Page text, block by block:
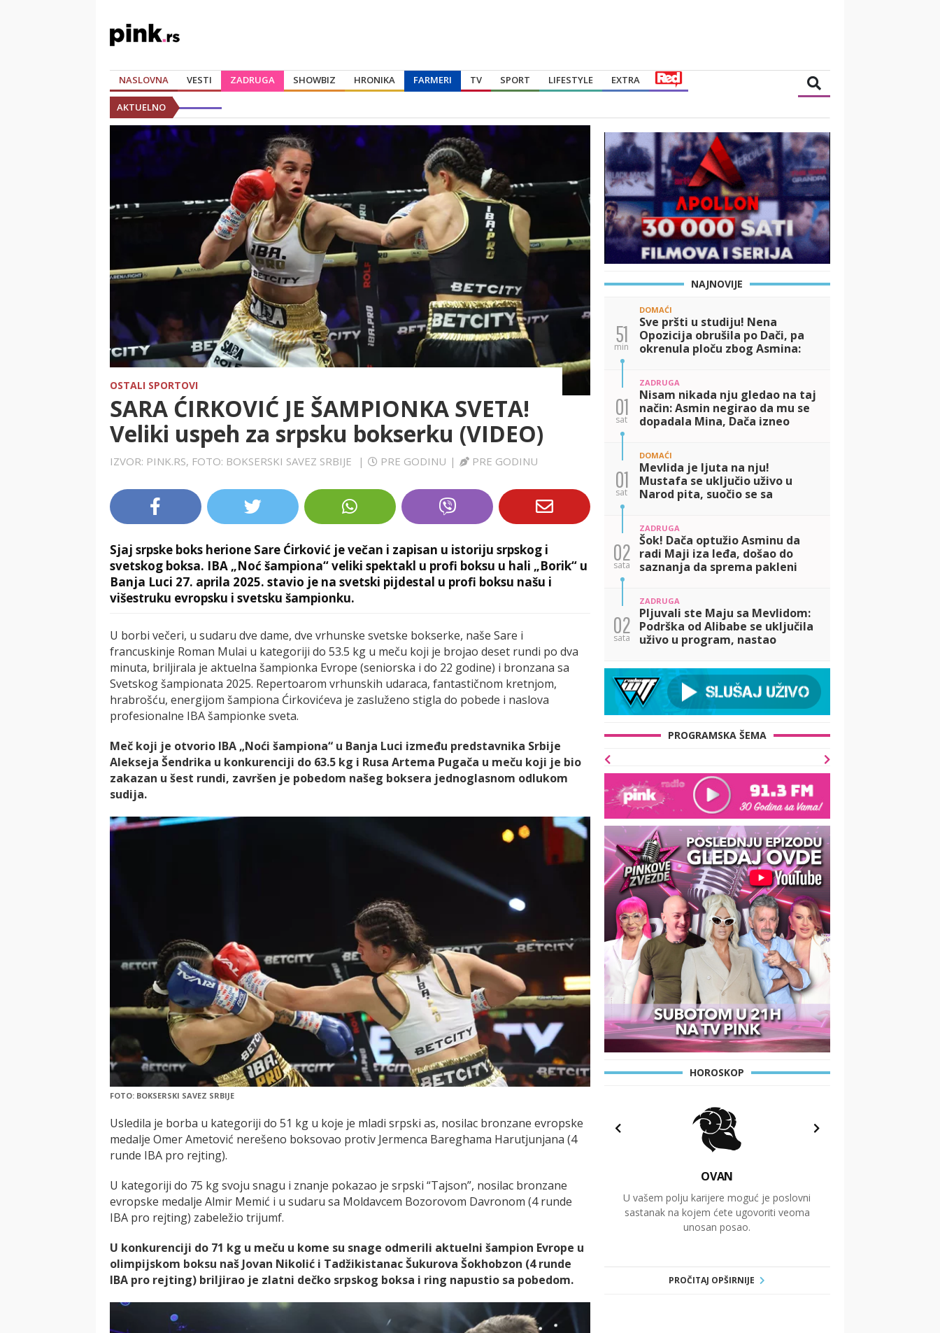
NASLOVNA VESTI ZADRUGA SHOWBIZ HRONIKA FARMERI TV SPORT LIFESTYLE EXTRA
AKTUELNO
OSTALI SPORTOVI
SARA ĆIRKOVIĆ JE ŠAMPIONKA SVETA!
Veliki uspeh za srpsku bokserku (VIDEO)
IZVOR: PINK.RS, FOTO: BOKSERSKI SAVEZ SRBIJE | PRE GODINU | PRE GODINU
Sjaj srpske boks herione Sare Ćirković je večan i zapisan u istoriju srpskog i
svetskog boksa. IBA „Noć šampiona“ veliki spektakl u profi boksu u hali „Borik“ u
Banja Luci 27. aprila 2025. stavio je na svetski pijdestal u profi boksu našu i
višestruku evropsku i svetsku šampionku.
U borbi večeri, u sudaru dve dame, dve vrhunske svetske bokserke, naše Sare i
francuskinje Roman Mulai u kategoriji do 53.5 kg u meču koji je brojao deset rundi po dva
minuta, briljirala je aktuelna šampionka Evrope (seniorska i do 22 godine) i bronzana sa
Svetskog šampionata 2025. Repertoarom vrhunskih udaraca, fantastičnom kretnjom,
hrabrošću, energijom šampiona Ćirkovićeva je zasluženo stigla do pobede i naslova
profesionalne IBA šampionke sveta.
Meč koji je otvorio IBA „Noći šampiona“ u Banja Luci između predstavnika Srbije
Alekseja Šendrika u konkurenciji do 63.5 kg i Rusa Artema Pugača u meču koji je bio
zakazan u šest rundi, završen je pobedom našeg boksera jednoglasnom odlukom
sudija.
FOTO: BOKSERSKI SAVEZ SRBIJE
Usledila je borba u kategoriji do 51 kg u koje je mladi srpski as, nosilac bronzane evropske
medalje Omer Ametović nerešeno boksovao protiv Jermenca Bareghama Harutjunjana (4
runde IBA pro rejting).
U kategoriji do 75 kg svoju snagu i znanje pokazao je srpski “Tajson”, nosilac bronzane
evropske medalje Almir Memić i u sudaru sa Moldavcem Bozorovom Davronom (4 runde
IBA pro rejting) zabeležio trijumf.
U konkurenciji do 71 kg u meču u kome su snage odmerili aktuelni šampion Evrope u
olimpijskom boksu naš Jovan Nikolić i Tadžikistanac Šukurova Šokhobzon (4 runde
IBA pro rejting) briljirao je zlatni dečko srpskog boksa i ring napustio sa pobedom.
NAJNOVIJE
51
min
DOMAĆI
Sve pršti u studiju! Nena
Opozicija obrušila po Dači, pa
okrenula ploču zbog Asmina:
01
sat
ZADRUGA
Nisam nikada nju gledao na taj
način: Asmin negirao da mu se
dopadala Mina, Dača izneo
01
sat
DOMAĆI
Mevlida je ljuta na nju!
Mustafa se uključio uživo u
Narod pita, suočio se sa
02
sata
ZADRUGA
Šok! Dača optužio Asminu da
radi Maji iza leđa, došao do
saznanja da sprema pakleni
02
sata
ZADRUGA
Pljuvali ste Maju sa Mevlidom:
Podrška od Alibabe se uključila
uživo u program, nastao
PROGRAMSKA ŠEMA
HOROSKOP
OVAN
U vašem polju karijere moguć je poslovni
sastanak na kojem ćete ugovoriti veoma
unosan posao.
PROČITAJ OPŠIRNIJE